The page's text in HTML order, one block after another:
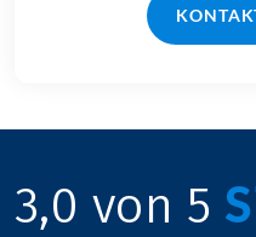
3,0 von 5